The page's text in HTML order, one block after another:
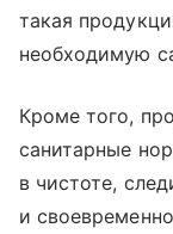
такая
необходимую
Кроме того,
санитарные
в чистоте,
и